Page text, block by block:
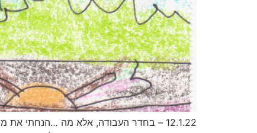
12.1.22 – בחדר העבודה, אלא מה …הנחתי